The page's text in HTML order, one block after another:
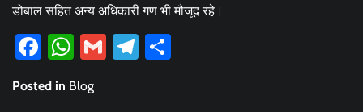
डोबाल सहित अन्य अधिकारी गण भी मौजूद रहे।
Facebook
WhatsApp
GmailTelegram
Posted in Blog